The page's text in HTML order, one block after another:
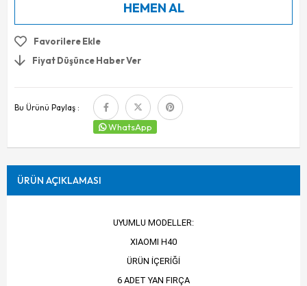
Favorilere Ekle
Fiyat Düşünce Haber Ver
Bu Ürünü Paylaş :
WhatsApp
ÜRÜN AÇIKLAMASI
UYUMLU MODELLER:
XIAOMI H40
ÜRÜN İÇERİĞİ
6 ADET YAN FIRÇA